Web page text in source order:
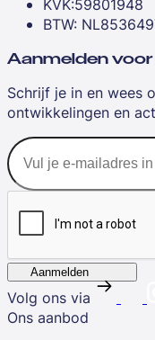
KVK:59801948
BTW:
Aanmelden
Schrijf je in en wees
ontwikkelingen en
Aanmelden
Volg ons via
Ons aanbod